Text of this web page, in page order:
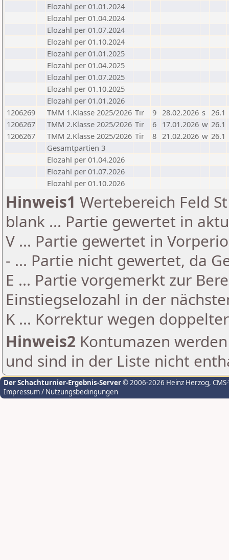
Elozahl per 01.01.2024
Elozahl per 01.04.2024
Elozahl per 01.07.2024
Elozahl per 01.10.2024
Elozahl per 01.01.2025
Elozahl per 01.04.2025
Elozahl per 01.07.2025
Elozahl per 01.10.2025
Elozahl per 01.01.2026
1206269
TMM 1.Klasse 2025/2026 Tir 9 28.02.2026 s 26.1
1206267
TMM 2.Klasse 2025/2026 Tir 6 17.01.2026 w 26.1
1206267
TMM 2.Klasse 2025/2026 Tir 8 21.02.2026 w 26.1
Gesamtpartien 3
Elozahl per 01.04.2026
Elozahl per 01.07.2026
Elozahl per 01.10.2026
Hinweis1 Wertebereich Feld
blank ... Partie gewertet in
V ... Partie gewertet in
- ... Partie nicht gewertet, da
E ... Partie vorgemerkt zur
Einstiegselozahl in der
K ... Korrektur wegen
Hinweis2 Kontumazen
und sind in der Liste nicht
Der Schachturnier-Ergebnis-Server© 2006-2026 Heinz Herzog,
Impressum / Nutzungsbedingungen